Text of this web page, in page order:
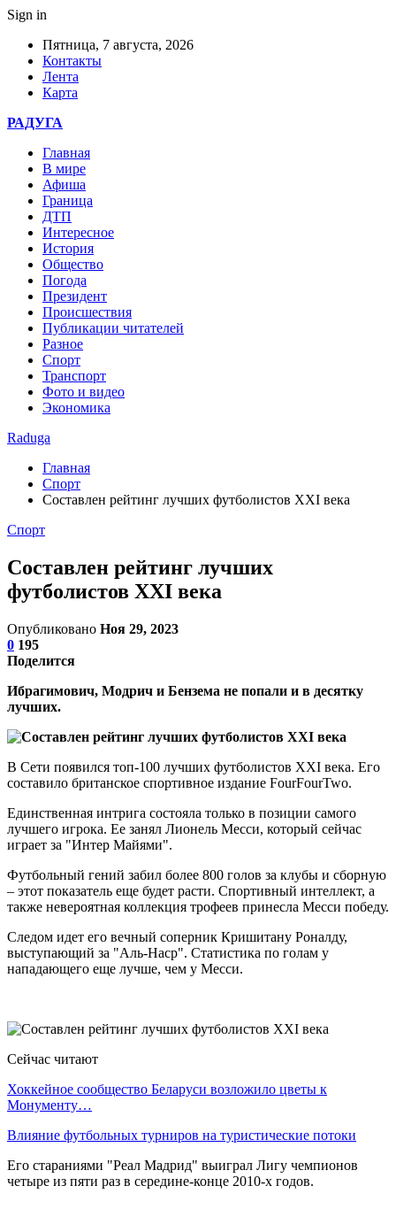
Sign in
Пятница, 7 августа, 2026
Контакты
Лента
Карта
РАДУГА
Главная
В мире
Афиша
Граница
ДТП
Интересное
История
Общество
Погода
Президент
Происшествия
Публикации читателей
Разное
Спорт
Транспорт
Фото и видео
Экономика
Raduga
Главная
Спорт
Составлен рейтинг лучших футболистов XXI века
Спорт
Составлен рейтинг лучших
футболистов XXI века
Опубликовано Ноя 29, 2023
0 195
Поделится
Ибрагимович, Модрич и Бензема не попали и в десятку
лучших.
В Сети появился топ-100 лучших футболистов XXI века. Его
составило британское спортивное издание FourFourTwo.
Единственная интрига состояла только в позиции самого
лучшего игрока. Ее занял Лионель Месси, который сейчас
играет за "Интер Майями".
Футбольный гений забил более 800 голов за клубы и сборную
– этот показатель еще будет расти. Спортивный интеллект, а
также невероятная коллекция трофеев принесла Месси победу.
Следом идет его вечный соперник Кришитану Роналду,
выступающий за "Аль-Наср". Статистика по голам у
нападающего еще лучше, чем у Месси.
Сейчас читают
Хоккейное сообщество Беларуси возложило цветы к
Монументу…
Влияние футбольных турниров на туристические потоки
Его стараниями "Реал Мадрид" выиграл Лигу чемпионов
четыре из пяти раз в середине-конце 2010-х годов.